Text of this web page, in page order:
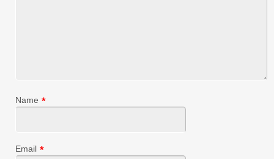
Name *
Email *